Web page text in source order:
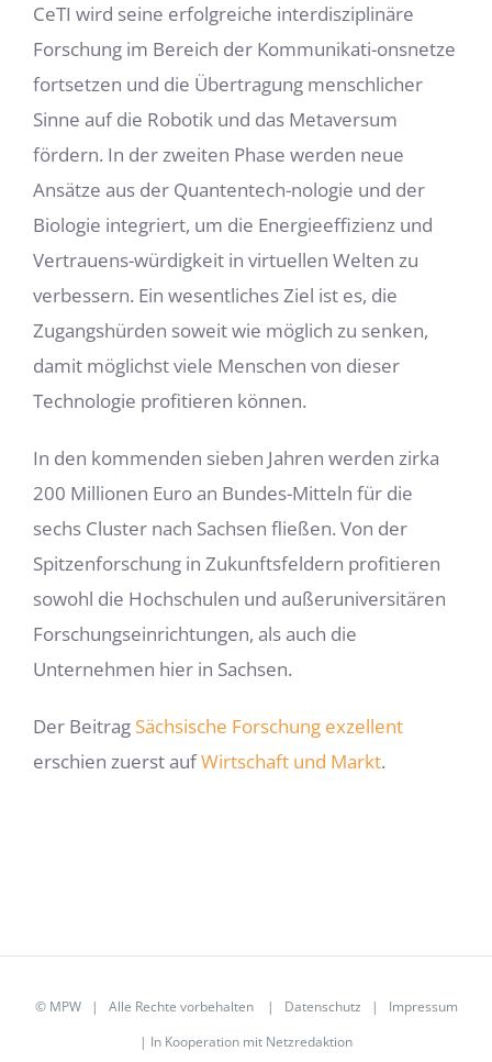
CeTI wird seine erfolgreiche interdisziplinäre
Forschung im Bereich der Kommunikati-onsnetze
fortsetzen und die Übertragung menschlicher
Sinne auf die Robotik und das Metaversum
fördern. In der zweiten Phase werden neue
Ansätze aus der Quantentech-nologie und der
Biologie integriert, um die Energieeffizienz und
Vertrauens-würdigkeit in virtuellen Welten zu
verbessern. Ein wesentliches Ziel ist es, die
Zugangshürden soweit wie möglich zu senken,
damit möglichst viele Menschen von dieser
Technologie profitieren können.
In den kommenden sieben Jahren werden zirka
200 Millionen Euro an Bundes-Mitteln für die
sechs Cluster nach Sachsen fließen. Von der
Spitzenforschung in Zukunftsfeldern profitieren
sowohl die Hochschulen und außeruniversitären
Forschungseinrichtungen, als auch die
Unternehmen hier in Sachsen.
Der Beitrag Sächsische Forschung exzellent
erschien zuerst aufWirtschaft und Markt.
© MPW| Alle Rechte vorbehalten | Datenschutz | Impressum
| In Kooperation mit Netzredaktion